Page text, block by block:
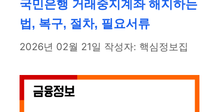
국민은행 거래중지계좌 해지하는
법, 복구, 절차, 필요서류
2026년 02월 21일 작성자: 핵심정보집